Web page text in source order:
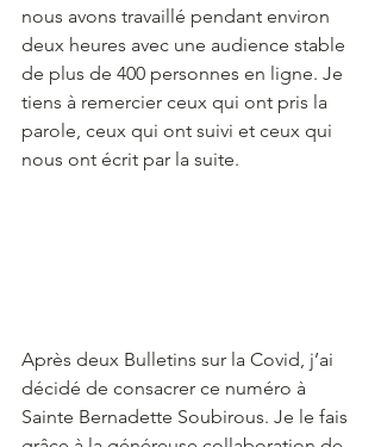
nous avons travaillé pendant environ
deux heures avec une audience stable
de plus de 400 personnes en ligne. Je
tiens à remercier ceux qui ont pris la
parole, ceux qui ont suivi et ceux qui
nous ont écrit par la suite.
Après deux Bulletins sur la Covid, j’ai
décidé de consacrer ce numéro à
Sainte Bernadette Soubirous. Je le fais